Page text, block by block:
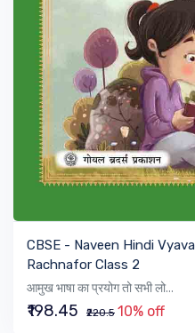
CBSE - Naveen Hindi
Rachnafor Class 2
आमुख भाषा का प्रयोग तो सभी लो...
₹198.45 ₹220.5 10% off